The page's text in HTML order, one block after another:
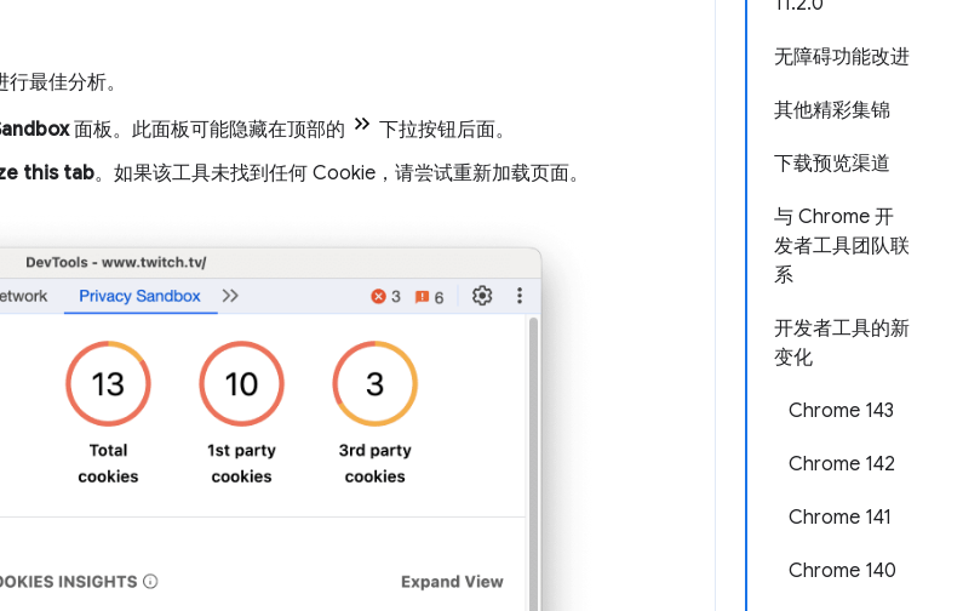
无障碍功能改进
其他精彩集锦
下载预览渠道
与 Chrome 开
发者工具团队联
系
开发者工具的新
变化
Chrome 143
Chrome 142
Chrome 141
Chrome 140
最佳分析。
面板。此面板可能隐藏在顶部的
下拉按钮后面。
this tab。如果该工具未找到任何 Cookie，请尝试重新加载页面。